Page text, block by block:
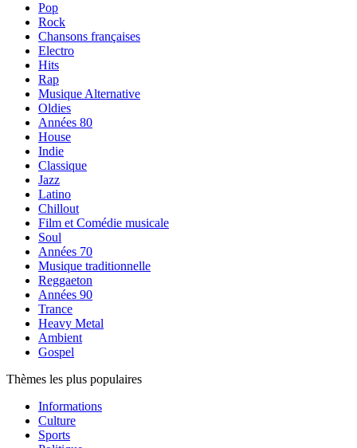
Pop
Rock
Chansons françaises
Electro
Hits
Rap
Musique Alternative
Oldies
Années 80
House
Indie
Classique
Jazz
Latino
Chillout
Film et Comédie musicale
Soul
Années 70
Musique traditionnelle
Reggaeton
Années 90
Trance
Heavy Metal
Ambient
Gospel
Thèmes les plus populaires
Informations
Culture
Sports